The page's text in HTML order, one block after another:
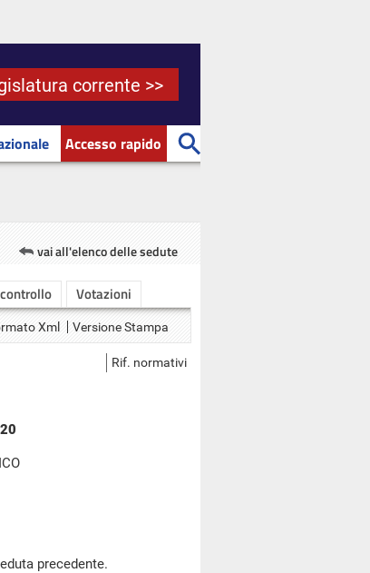
corrente >>
Accesso rapido
vai all'elenco delle sedute
Votazioni
Xml Versione Stampa
Rif. normativi
precedente.